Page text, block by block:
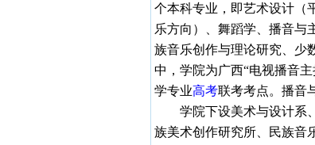
个本科专业，即艺术设计（
乐方向）、舞蹈学、播音与
族音乐创作与理论研究、少
中，学院为广西“电视播音
学专业高考联考考点。播音
学院下设美术与设计系、
族美术创作研究所、民族音